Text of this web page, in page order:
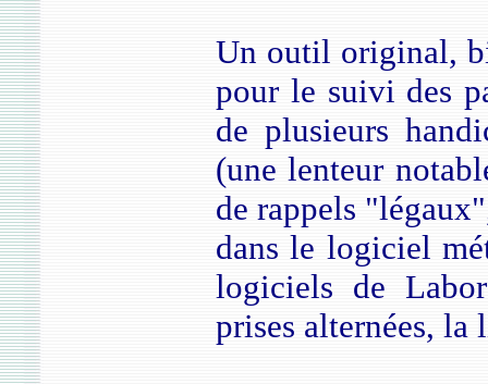
Un outil original,
pour le suivi des
de plusieurs
(une lenteur
de rappels
dans le logiciel
logiciels de
prises alternées,